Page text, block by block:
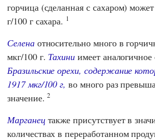
горчица (сделанная с сахаром)
г/100 г сахара. 1
Селенаотносительно много в
мкг/100 г. Тахини имеет
Бразильские орехи, содержание
1917 мкг/100 г, во много раз
значение.2
Марганецтакже присутствует в
количествах в переработанном